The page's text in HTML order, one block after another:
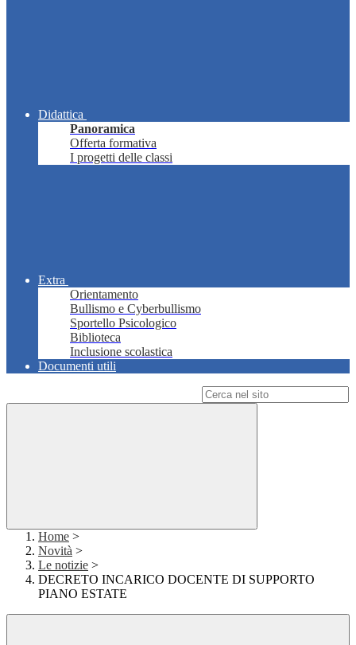
Didattica
Panoramica
Offerta formativa
I progetti delle classi
Extra
Orientamento
Bullismo e Cyberbullismo
Sportello Psicologico
Biblioteca
Inclusione scolastica
Documenti utili
Home >
Novità >
Le notizie >
DECRETO INCARICO DOCENTE DI SUPPORTO
PIANO ESTATE